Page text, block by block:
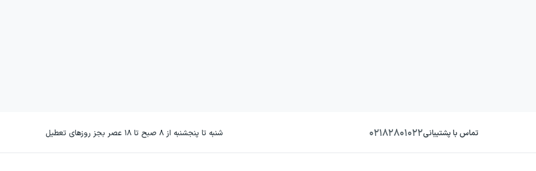
تماس با پشتیبانی۰۲۱۸۲۸۰۱۰۲۲ شنبه تا پنجشنبه از ۸ صبح تا ۱۸ عصر بجز روزهای تعطیل